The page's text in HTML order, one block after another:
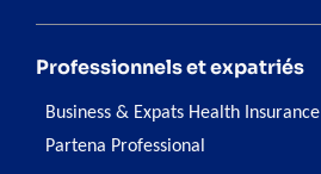
Professionnels et expatriés
Business & Expats Health Insurance
Partena Professional